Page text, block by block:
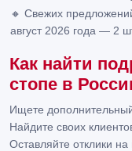
🔸 Свежих
август 2026 года — 2
Как найти
стопе в
Ищете
Найдите своих
Оставляйте отклики